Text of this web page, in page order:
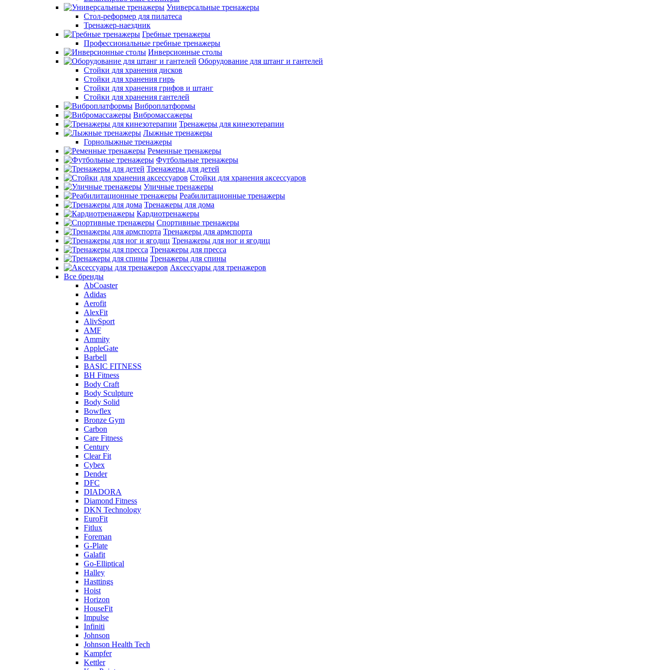
Универсальные тренажеры
Стол-реформер для пилатеса
Тренажер-наездник
Гребные тренажеры
Профессиональные гребные тренажеры
Инверсионные столы
Оборудование для штанг и гантелей
Стойки для хранения дисков
Стойки для хранения гирь
Стойки для хранения грифов и штанг
Стойки для хранения гантелей
Виброплатформы
Вибромассажеры
Тренажеры для кинезотерапии
Лыжные тренажеры
Горнолыжные тренажеры
Ременные тренажеры
Футбольные тренажеры
Тренажеры для детей
Стойки для хранения аксессуаров
Уличные тренажеры
Реабилитационные тренажеры
Тренажеры для дома
Кардиотренажеры
Спортивные тренажеры
Тренажеры для армспорта
Тренажеры для ног и ягодиц
Тренажеры для пресса
Тренажеры для спины
Аксессуары для тренажеров
Все бренды
AbCoaster
Adidas
Aerofit
AlexFit
AlivSport
AMF
Ammity
AppleGate
Barbell
BASIC FITNESS
BH Fitness
Body Craft
Body Sculpture
Body Solid
Bowflex
Bronze Gym
Carbon
Care Fitness
Century
Clear Fit
Cybex
Dender
DFC
DIADORA
Diamond Fitness
DKN Technology
EuroFit
Fitlux
Foreman
G-Plate
Galafit
Go-Elliptical
Halley
Hasttings
Hoist
Horizon
HouseFit
Impulse
Infiniti
Johnson
Johnson Health Tech
Kampfer
Kettler